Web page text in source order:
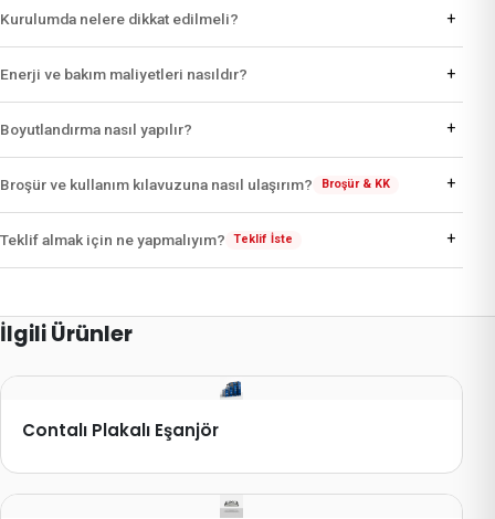
Kurulumda nelere dikkat edilmeli? +
Enerji ve bakım maliyetleri nasıldır? +
Boyutlandırma nasıl yapılır? +
Broşür ve kullanım kılavuzuna nasıl ulaşırım? Broşür & KK +
Teklif almak için ne yapmalıyım? Teklif İste +
İlgili Ürünler
Contalı Plakalı Eşanjör